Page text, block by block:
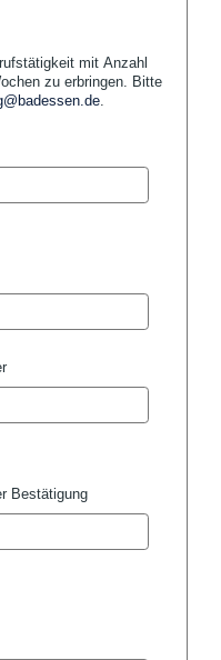
mit Anzahl
zu erbringen. Bitte
.
Bestätigung